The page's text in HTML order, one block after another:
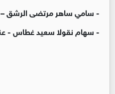
- سامي ساهر مرتضى الرشق –
- سهام نقولا سعيد غطاس -